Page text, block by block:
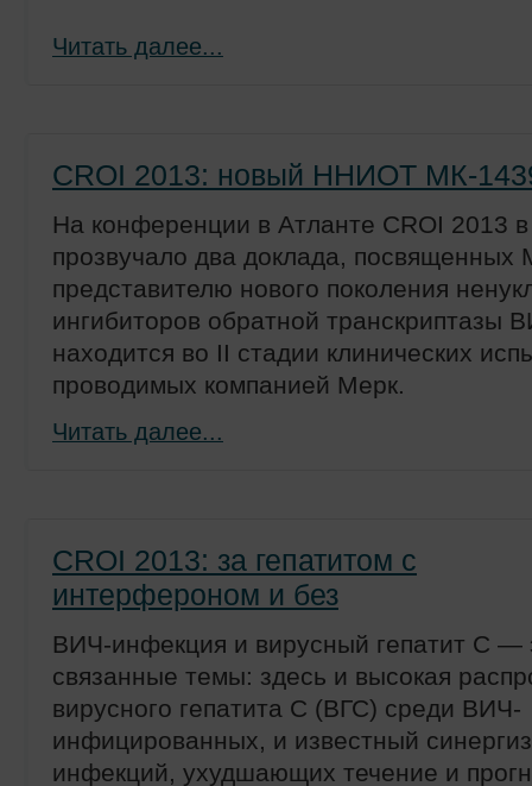
Читать далее...
CROI 2013: новый ННИОТ МК-
На конференции в Атланте CROI 2013
прозвучало два доклада,
представителю нового поколения
ингибиторов обратной транскриптазы
находится во II стадии клинических
проводимых компанией Мерк.
Читать далее...
CROI 2013: за гепатитом с
интерфероном и без
ВИЧ-инфекция и вирусный гепатит С —
связанные темы: здесь и высокая
вирусного гепатита С (ВГС) среди ВИЧ-
инфицированных, и известный
инфекций, ухудшающих течение и